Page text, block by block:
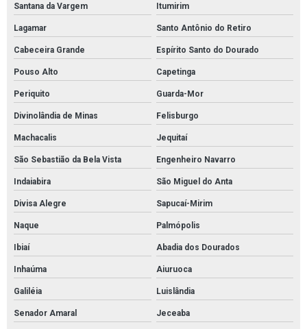
Santana da Vargem Itumirim
Lagamar Santo Antônio do Retiro
Cabeceira Grande Espírito Santo do Dourado
Pouso Alto Capetinga
Periquito Guarda-Mor
Divinolândia de Minas Felisburgo
Machacalis Jequitaí
São Sebastião da Bela Vista Engenheiro Navarro
Indaiabira São Miguel do Anta
Divisa Alegre Sapucaí-Mirim
Naque Palmópolis
Ibiaí Abadia dos Dourados
Inhaúma Aiuruoca
Galiléia Luislândia
Senador Amaral Jeceaba